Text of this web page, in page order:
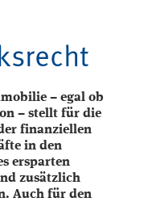
– egal ob
– stellt für die
finanziellen
in den
ersparten
zusätzlich
Auch für den